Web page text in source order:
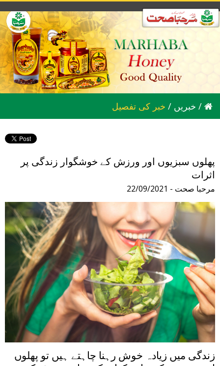
/
/ خبریں خبر کی تفصیل
پھلوں سبزیوں اور ورزش کے خوشگوار زندگی پر
اثرات
22/09/2021 - مرحبا صحت
زندگی میں زیادہ خوش رہنا چاہتے ہیں تو پھلوں